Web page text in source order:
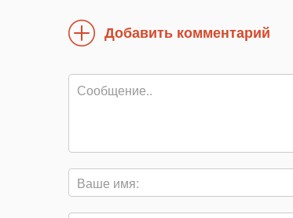
Добавить комментарий